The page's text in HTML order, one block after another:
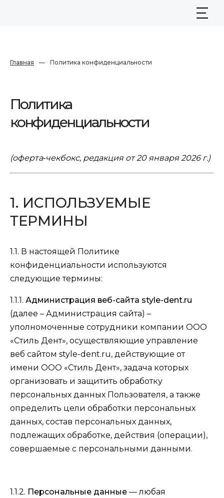
Главная — Политика конфиденциальности
Политика
конфиденциальности
(оферта‑чекбокс, редакция от 20 января 2026 г.)
1. ИСПОЛЬЗУЕМЫЕ
ТЕРМИНЫ
1.1. В настоящей Политике
конфиденциальности используются
следующие термины:
1.1.1. Администрация веб-сайта style-dent.ru
(далее – Администрация сайта) –
уполномоченные сотрудники компании ООО
«Стиль Дент», осуществляющие управление
веб сайтом style-dent.ru, действующие от
имени ООО «Стиль Дент», задача которых
организовать и защитить обработку
персональных данных Пользователя, а также
определить цели обработки персональных
данных, состав персональных данных,
подлежащих обработке, действия (операции),
совершаемые с персональными данными.
1.1.2. Персональные данные — любая